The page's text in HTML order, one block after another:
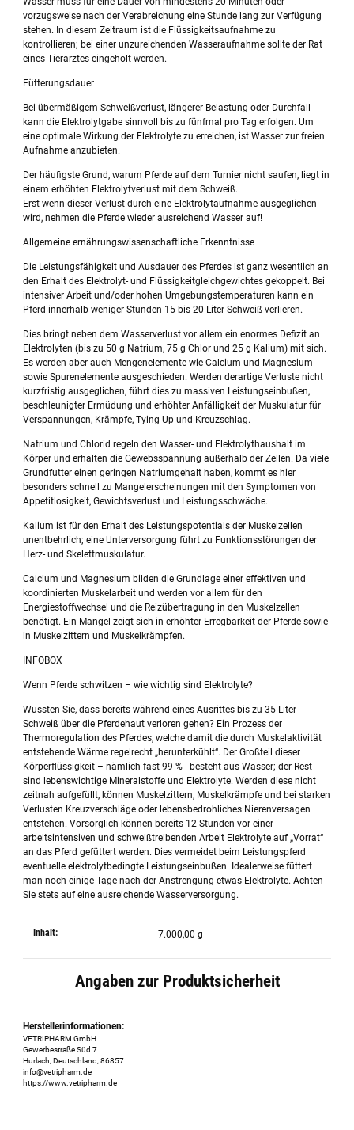
vorzugsweise nach der Verabreichung eine Stunde lang zur Verfügung
stehen. In diesem Zeitraum ist die Flüssigkeitsaufnahme zu
kontrollieren; bei einer unzureichenden Wasseraufnahme sollte der Rat
eines Tierarztes eingeholt werden.
Fütterungsdauer
Bei übermäßigem Schweißverlust, längerer Belastung oder Durchfall
kann die Elektrolytgabe sinnvoll bis zu fünfmal pro Tag erfolgen. Um
eine optimale Wirkung der Elektrolyte zu erreichen, ist Wasser zur freien
Aufnahme anzubieten.
Der häufigste Grund, warum Pferde auf dem Turnier nicht saufen, liegt in
einem erhöhten Elektrolytverlust mit dem Schweiß.
Erst wenn dieser Verlust durch eine Elektrolytaufnahme ausgeglichen
wird, nehmen die Pferde wieder ausreichend Wasser auf!
Allgemeine ernährungswissenschaftliche Erkenntnisse
Die Leistungsfähigkeit und Ausdauer des Pferdes ist ganz wesentlich an
den Erhalt des Elektrolyt- und Flüssigkeitgleichgewichtes gekoppelt. Bei
intensiver Arbeit und/oder hohen Umgebungstemperaturen kann ein
Pferd innerhalb weniger Stunden 15 bis 20 Liter Schweiß verlieren.
Dies bringt neben dem Wasserverlust vor allem ein enormes Defizit an
Elektrolyten (bis zu 50 g Natrium, 75 g Chlor und 25 g Kalium) mit sich.
Es werden aber auch Mengenelemente wie Calcium und Magnesium
sowie Spurenelemente ausgeschieden. Werden derartige Verluste nicht
kurzfristig ausgeglichen, führt dies zu massiven Leistungseinbußen,
beschleunigter Ermüdung und erhöhter Anfälligkeit der Muskulatur für
Verspannungen, Krämpfe, Tying-Up und Kreuzschlag.
Natrium und Chlorid regeln den Wasser- und Elektrolythaushalt im
Körper und erhalten die Gewebsspannung außerhalb der Zellen. Da viele
Grundfutter einen geringen Natriumgehalt haben, kommt es hier
besonders schnell zu Mangelerscheinungen mit den Symptomen von
Appetitlosigkeit, Gewichtsverlust und Leistungsschwäche.
Kalium ist für den Erhalt des Leistungspotentials der Muskelzellen
unentbehrlich; eine Unterversorgung führt zu Funktionsstörungen der
Herz- und Skelettmuskulatur.
Calcium und Magnesium bilden die Grundlage einer effektiven und
koordinierten Muskelarbeit und werden vor allem für den
Energiestoffwechsel und die Reizübertragung in den Muskelzellen
benötigt. Ein Mangel zeigt sich in erhöhter Erregbarkeit der Pferde sowie
in Muskelzittern und Muskelkrämpfen.
INFOBOX
Wenn Pferde schwitzen – wie wichtig sind Elektrolyte?
Wussten Sie, dass bereits während eines Ausrittes bis zu 35 Liter
Schweiß über die Pferdehaut verloren gehen? Ein Prozess der
Thermoregulation des Pferdes, welche damit die durch Muskelaktivität
entstehende Wärme regelrecht „herunterkühlt“. Der Großteil dieser
Körperflüssigkeit – nämlich fast 99 % - besteht aus Wasser; der Rest
sind lebenswichtige Mineralstoffe und Elektrolyte. Werden diese nicht
zeitnah aufgefüllt, können Muskelzittern, Muskelkrämpfe und bei starken
Verlusten Kreuzverschläge oder lebensbedrohliches Nierenversagen
entstehen. Vorsorglich können bereits 12 Stunden vor einer
arbeitsintensiven und schweißtreibenden Arbeit Elektrolyte auf „Vorrat“
an das Pferd gefüttert werden. Dies vermeidet beim Leistungspferd
eventuelle elektrolytbedingte Leistungseinbußen. Idealerweise füttert
man noch einige Tage nach der Anstrengung etwas Elektrolyte. Achten
Sie stets auf eine ausreichende Wasserversorgung.
Inhalt: 7.000,00 g
Angaben zur Produktsicherheit
Herstellerinformationen:
VETRIPHARM GmbH
Gewerbestraße Süd 7
Hurlach, Deutschland, 86857
info@vetripharm.de
https://www.vetripharm.de